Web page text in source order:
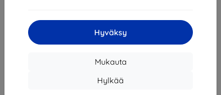
Hyväksy
Mukauta
Hylkää
Loppuunmyyty
Loppuunmyyty